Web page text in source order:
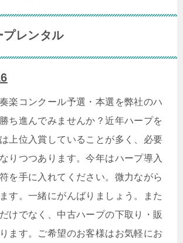
プレンタル
楽コンクール予選・本選を弊社のハ
ち進んでみませんか？近年ハープを
上位入賞していることが多く、必要
りつつあります。今年はハープ導入
を手に入れてください。微力ながら
す。一緒にがんばりましょう。また
けでなく、中古ハープの下取り・販
ます。ご希望のお客様はお気軽にお